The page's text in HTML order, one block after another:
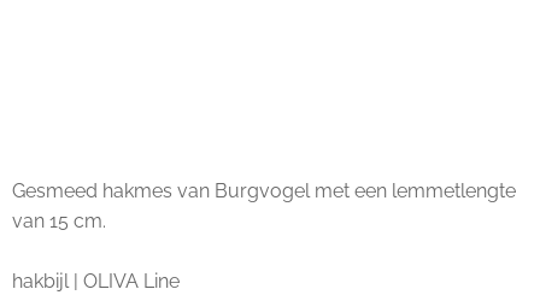
Gesmeed hakmes van Burgvogel met een lemmetlengte
van 15 cm.
hakbijl | OLIVA Line